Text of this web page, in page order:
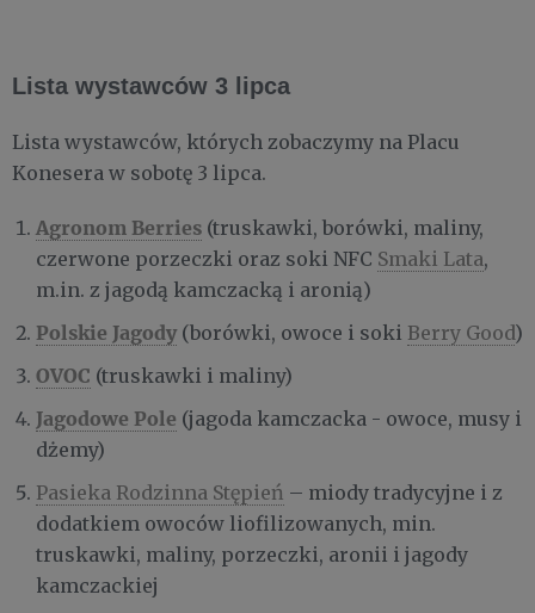
Lista wystawców 3 lipca
Lista wystawców, których zobaczymy na Placu
Konesera w sobotę 3 lipca.
Agronom Berries (truskawki, borówki, maliny,
czerwone porzeczki oraz soki NFC Smaki Lata,
m.in. z jagodą kamczacką i aronią)
Polskie Jagody (borówki, owoce i soki Berry Good)
OVOC (truskawki i maliny)
Jagodowe Pole (jagoda kamczacka - owoce, musy i
dżemy)
Pasieka Rodzinna Stępień – miody tradycyjne i z
dodatkiem owoców liofilizowanych, min.
truskawki, maliny, porzeczki, aronii i jagody
kamczackiej